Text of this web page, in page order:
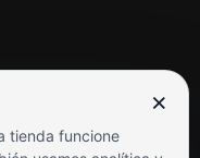
×
tienda funcione